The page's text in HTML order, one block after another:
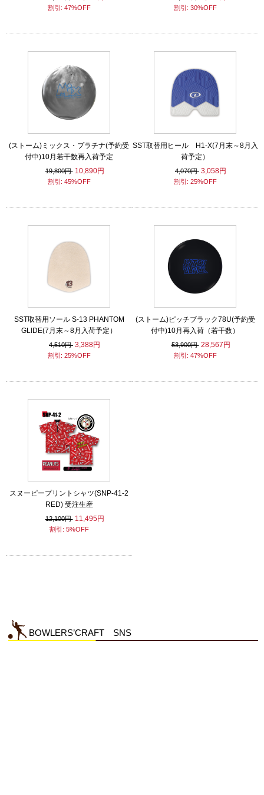
割引: 47%OFF 割引: 30%OFF
(ストーム)ミックス・プラチナ(予約受
付中)10月若干数再入荷予定
19,800円 10,890円
割引: 45%OFF
SST取替用ヒール H1-X(7月末～8月入
荷予定）
4,070円 3,058円
割引: 25%OFF
SST取替用ソール S-13 PHANTOM
GLIDE(7月末～8月入荷予定）
4,510円 3,388円
割引: 25%OFF
(ストーム)ピッチブラック78U(予約受
付中)10月再入荷（若干数）
53,900円 28,567円
割引: 47%OFF
スヌーピープリントシャツ(SNP-41-2
RED) 受注生産
12,100円 11,495円
割引: 5%OFF
BOWLERS’CRAFT SNS